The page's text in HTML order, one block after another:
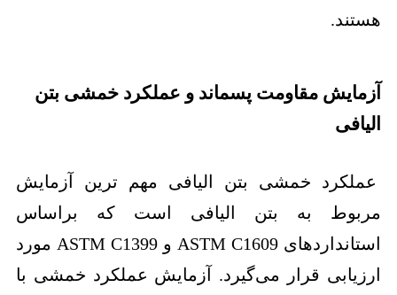
هستند.
آزمایش مقاومت پسماند و عملکرد خمشی بتن
الیافی
عملکرد خمشی بتن الیافی مهم ترین آزمایش
مربوط به بتن الیافی است که براساس
استانداردهای ASTM C1609 و ASTM C1399 مورد
ارزیابی قرار می‌گیرد. آزمایش عملکرد خمشی با